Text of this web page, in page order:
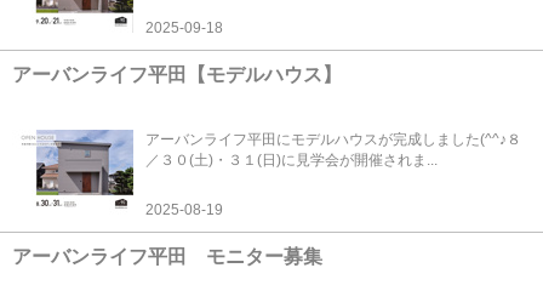
2025-09-18
アーバンライフ平田【モデルハウス】
アーバンライフ平田にモデルハウスが完成しました(^^♪８
／３０(土)・３１(日)に見学会が開催されま...
2025-08-19
アーバンライフ平田 モニター募集